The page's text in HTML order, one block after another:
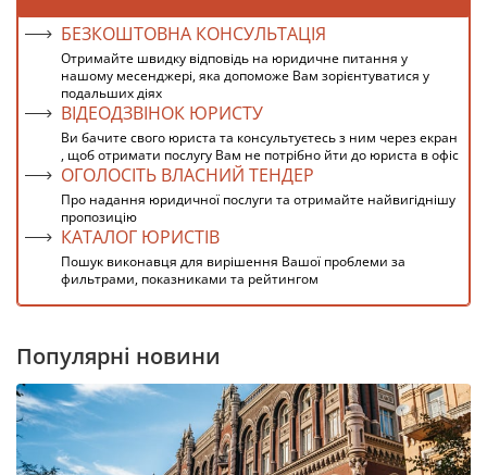
БЕЗКОШТОВНА КОНСУЛЬТАЦІЯ
Отримайте швидку відповідь на юридичне питання у
нашому месенджері, яка допоможе Вам зорієнтуватися у
подальших діях
ВІДЕОДЗВІНОК ЮРИСТУ
Ви бачите свого юриста та консультуєтесь з ним через екран
, щоб отримати послугу Вам не потрібно йти до юриста в офіс
ОГОЛОСІТЬ ВЛАСНИЙ ТЕНДЕР
Про надання юридичної послуги та отримайте найвигіднішу
пропозицію
КАТАЛОГ ЮРИСТІВ
Пошук виконавця для вирішення Вашої проблеми за
фильтрами, показниками та рейтингом
Популярні новини